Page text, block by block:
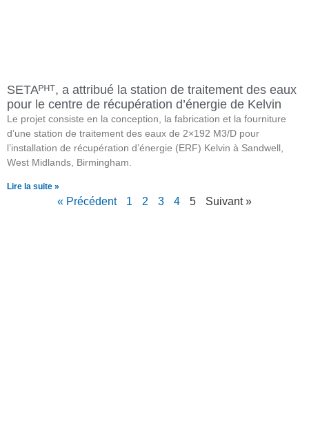
SETAᴾᴴᵀ, a attribué la station de traitement des eaux
pour le centre de récupération d’énergie de Kelvin
Le projet consiste en la conception, la fabrication et la fourniture
d’une station de traitement des eaux de 2×192 M3/D pour
l’installation de récupération d’énergie (ERF) Kelvin à Sandwell,
West Midlands, Birmingham.
Lire la suite »
« Précédent 1 2 3 4 5 Suivant »